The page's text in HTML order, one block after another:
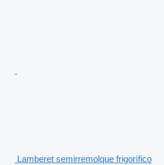
Lamberet semirremolque frigorífico